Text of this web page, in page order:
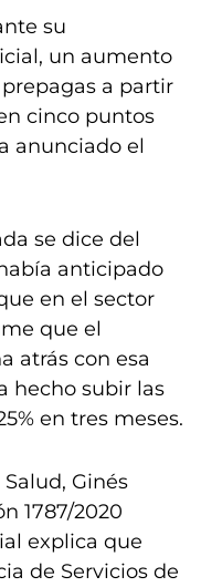
su
un aumento
a partir
cinco puntos
anunciado el
se dice del
anticipado
en el sector
que el
atrás con esa
hecho subir las
en tres meses.
Ginés
1787/2020
explica que
de Servicios de